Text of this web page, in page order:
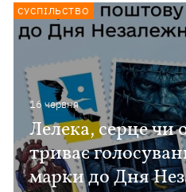
16 червня
Лелека, серце чи
триває
марки до Дня
СУСПІЛЬСТВО